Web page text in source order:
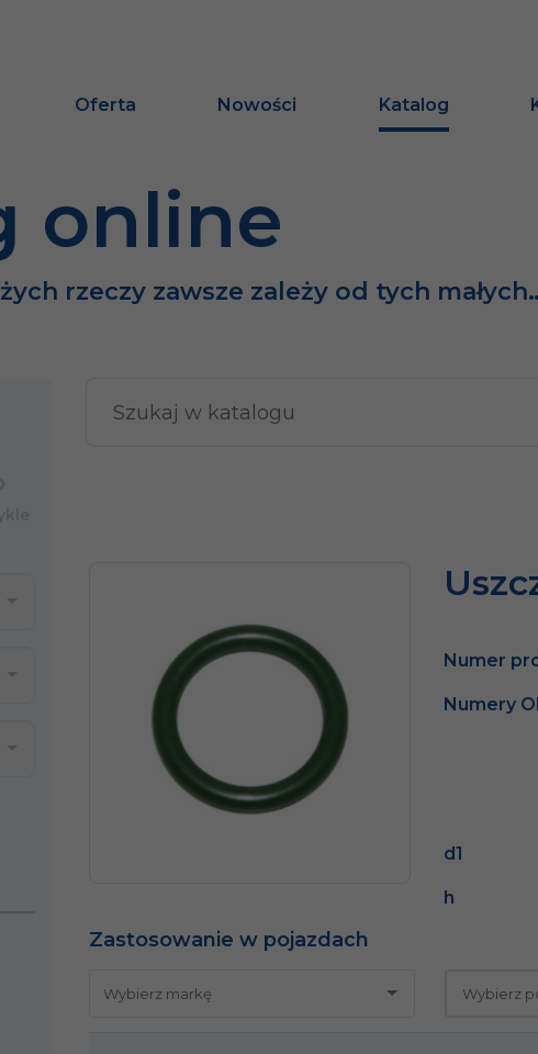
Oferta Nowości Katalog
online
rzeczy zawsze zależy od tych
Numer
Numery
d1
h
Zastosowanie w pojazdach